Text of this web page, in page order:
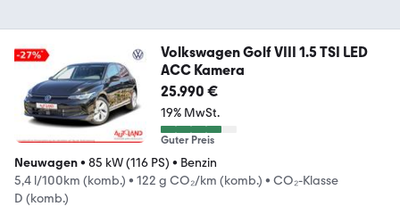
Volkswagen Golf VIII 1.5 TSI LED
ACC Kamera
25.990 €
19% MwSt.
Guter Preis
Neuwagen• 85 kW (116 PS) • Benzin
5,4 l/100km (komb.) • 122 g CO₂/km (komb.) • CO₂-Klasse
D (komb.)